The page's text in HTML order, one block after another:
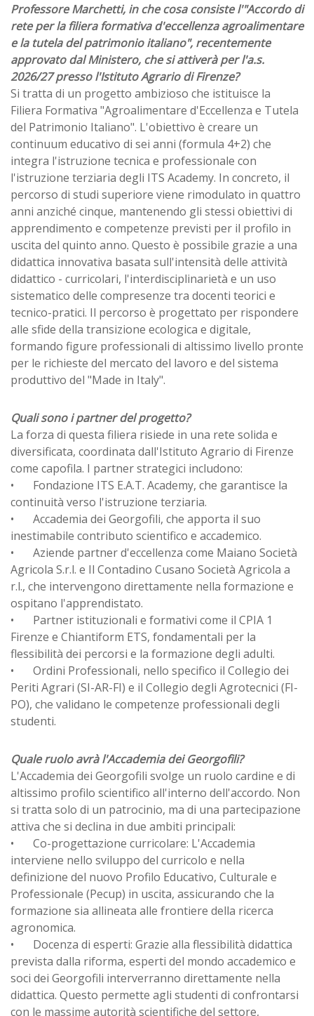
Professore Marchetti, in che cosa consiste l'"Accordo di
rete per la filiera formativa d'eccellenza agroalimentare
e la tutela del patrimonio italiano", recentemente
approvato dal Ministero, che si attiverà per l'a.s.
2026/27 presso l'Istituto Agrario di Firenze?
Si tratta di un progetto ambizioso che istituisce la
Filiera Formativa "Agroalimentare d'Eccellenza e Tutela
del Patrimonio Italiano". L'obiettivo è creare un
continuum educativo di sei anni (formula 4+2) che
integra l'istruzione tecnica e professionale con
l'istruzione terziaria degli ITS Academy. In concreto, il
percorso di studi superiore viene rimodulato in quattro
anni anziché cinque, mantenendo gli stessi obiettivi di
apprendimento e competenze previsti per il profilo in
uscita del quinto anno. Questo è possibile grazie a una
didattica innovativa basata sull'intensità delle attività
didattico - curricolari, l'interdisciplinarietà e un uso
sistematico delle compresenze tra docenti teorici e
tecnico-pratici. Il percorso è progettato per rispondere
alle sfide della transizione ecologica e digitale,
formando figure professionali di altissimo livello pronte
per le richieste del mercato del lavoro e del sistema
produttivo del "Made in Italy".
Quali sono i partner del progetto?
La forza di questa filiera risiede in una rete solida e
diversificata, coordinata dall'Istituto Agrario di Firenze
come capofila. I partner strategici includono:
•
Fondazione ITS E.A.T. Academy, che garantisce la
continuità verso l'istruzione terziaria.
•
Accademia dei Georgofili, che apporta il suo
inestimabile contributo scientifico e accademico.
•
Aziende partner d'eccellenza come Maiano Società
Agricola S.r.l. e Il Contadino Cusano Società Agricola a
r.l., che intervengono direttamente nella formazione e
ospitano l'apprendistato.
•
Partner istituzionali e formativi come il CPIA 1
Firenze e Chiantiform ETS, fondamentali per la
flessibilità dei percorsi e la formazione degli adulti.
•
Ordini Professionali, nello specifico il Collegio dei
Periti Agrari (SI-AR-FI) e il Collegio degli Agrotecnici (FI-
PO), che validano le competenze professionali degli
studenti.
Quale ruolo avrà l'Accademia dei Georgofili?
L'Accademia dei Georgofili svolge un ruolo cardine e di
altissimo profilo scientifico all'interno dell'accordo. Non
si tratta solo di un patrocinio, ma di una partecipazione
attiva che si declina in due ambiti principali:
•
Co-progettazione curricolare: L'Accademia
interviene nello sviluppo del curricolo e nella
definizione del nuovo Profilo Educativo, Culturale e
Professionale (Pecup) in uscita, assicurando che la
formazione sia allineata alle frontiere della ricerca
agronomica.
•
Docenza di esperti: Grazie alla flessibilità didattica
prevista dalla riforma, esperti del mondo accademico e
soci dei Georgofili interverranno direttamente nella
didattica. Questo permette agli studenti di confrontarsi
con le massime autorità scientifiche del settore,